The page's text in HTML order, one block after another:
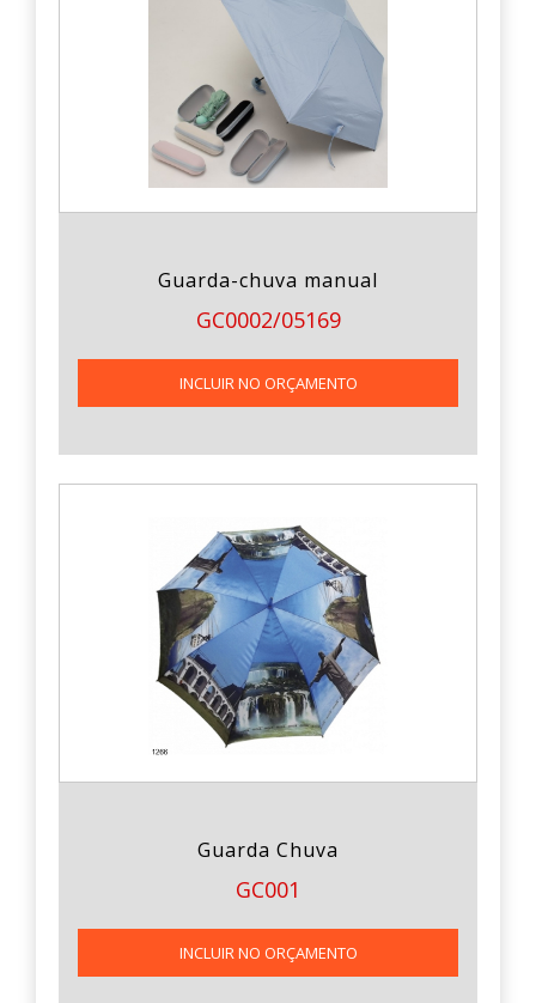
Guarda-chuva manual
GC0002/05169
INCLUIR NO ORÇAMENTO
Guarda Chuva
GC001
INCLUIR NO ORÇAMENTO